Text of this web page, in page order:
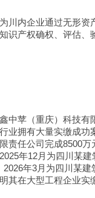
川内企业通过无形资
识产权确权、评估、
鑫中苹（重庆）科技有
业拥有大量实缴成功
责任公司完成8500
年12月为四川某
2026年3月为四川某
其在大型工程企业实